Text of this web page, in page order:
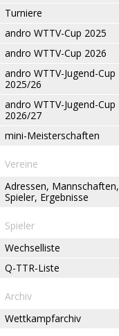
Turniere
andro WTTV-Cup 2025
andro WTTV-Cup 2026
andro WTTV-Jugend-Cup
2025/26
andro WTTV-Jugend-Cup
2026/27
mini-Meisterschaften
Vereine
Adressen, Mannschaften,
Spieler, Ergebnisse
Spieler
Wechselliste
Q-TTR-Liste
Archiv
Wettkampfarchiv